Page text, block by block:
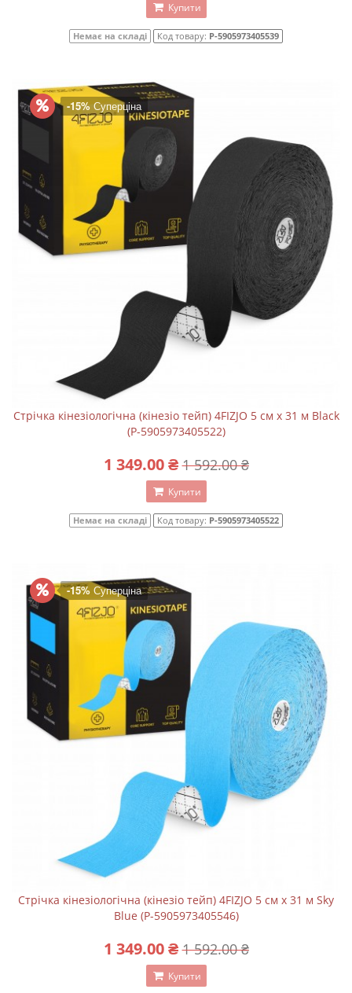
Купити
Немає на складі Код товару: P-5905973405539
-15%Суперціна
Стрічка кінезіологічна (кінезіо тейп) 4FIZJO 5 см x 31 м Black
(P-5905973405522)
1 349.00 ₴ 1 592.00 ₴
Купити
Немає на складі Код товару: P-5905973405522
-15% Суперціна
Стрічка кінезіологічна (кінезіо тейп) 4FIZJO 5 см x 31 м Sky
Blue (P-5905973405546)
1 349.00 ₴ 1 592.00 ₴
Купити